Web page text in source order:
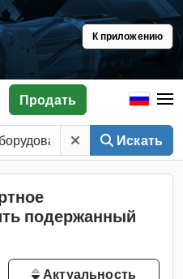
К приложению
Искать
Продать
подержанный
Актуальность